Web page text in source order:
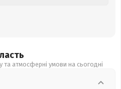
та атмосферні умови на сьогодні